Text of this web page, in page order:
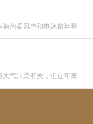
的柔风声和电冰箱咝咝
大气污染有关，但近年来